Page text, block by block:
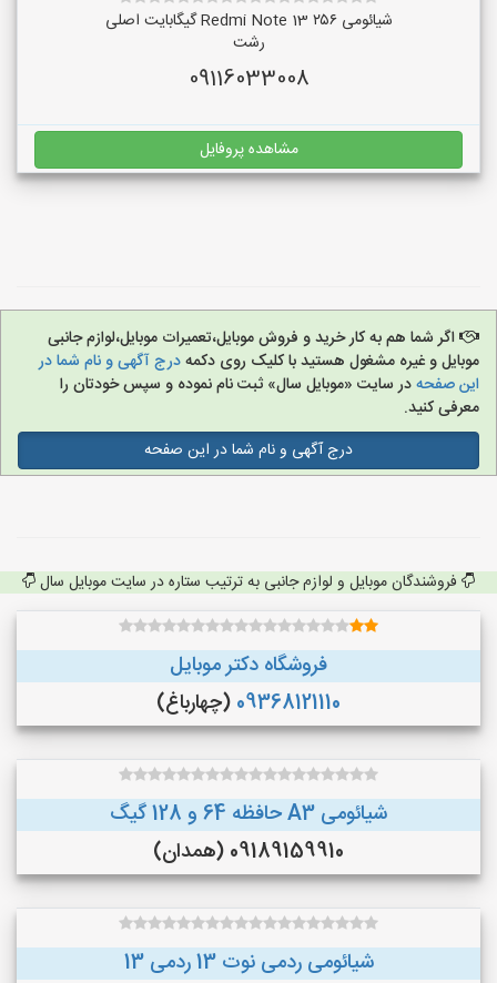
شیائومی Redmi Note 13 ۲۵۶ گیگابایت اصلی
رشت
09116033008
مشاهده پروفایل
اگر شما هم به کار خرید و فروش موبایل،تعمیرات موبایل،لوازم جانبی
موبایل و غیره مشغول هستید با کلیک روی دکمهدرج آگهی و نام شما در
این صفحهدر سایت «موبایل سال» ثبت نام نموده و سپس خودتان را
معرفی کنید.
درج آگهی و نام شما در این صفحه
فروشندگان موبایل و لوازم جانبی به ترتیب ستاره در سایت موبایل سال
فروشگاه دکتر موبایل
09368121110 (چهارباغ)
شیائومی A3 حافظه 64 و 128 گیگ
09189159910 (همدان)
شیائومی ردمی نوت 13 ردمی 13